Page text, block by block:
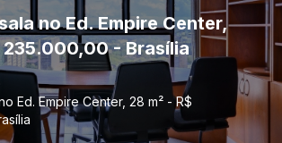
no Ed. Empire Center,
235.000,00 - Brasília
Ed. Empire Center, 28 m² - R$